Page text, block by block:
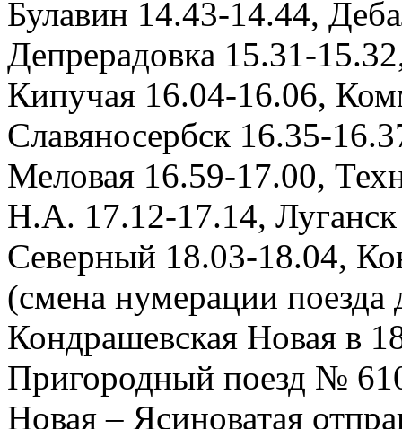
Булавин 14.43-14.44,
Депрерадовка 15.31-
Кипучая 16.04-16.06,
Славяносербск 16.35-
Меловая 16.59-17.00,
Н.А. 17.12-17.14,
Северный 18.03-18.04,
(смена нумерации
Кондрашевская Новая в
Пригородный поезд №
Новая – Ясиноватая